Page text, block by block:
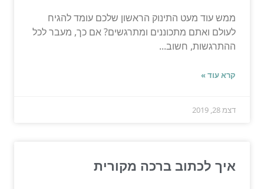
ממש עוד מעט התינוק הראשון שלכם עומד להגיח
לעולם ואתם מתכוננים ומתרגשים? אם כך, מעבר לכל
ההתרגשות, חשוב...
קרא עוד »
דצמ 28, 2019
איך לכתוב ברכה מקורית